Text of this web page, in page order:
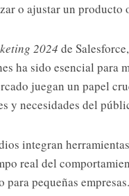
o ajustar un producto
2024 de
ha sido esencial
juegan un papel
y necesidades del
integran
real del
pequeñas empresas.